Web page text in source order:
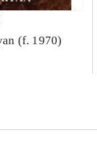
(f. 1970)